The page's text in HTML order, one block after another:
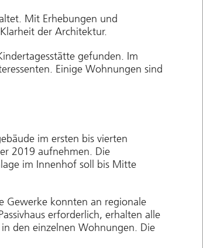
Mit Erhebungen und
der Architektur.
gefunden. Im
Einige Wohnungen sind
im ersten bis vierten
2019 aufnehmen. Die
im Innenhof soll bis Mitte
Gewerke konnten an regionale
erforderlich, erhalten alle
den einzelnen Wohnungen. Die